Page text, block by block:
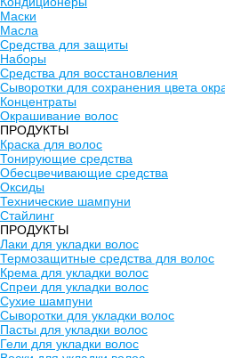
Маски
Масла
Средства для защиты
Наборы
Средства для восстановления
Сыворотки для сохранения цвета
Концентраты
Окрашивание волос
ПРОДУКТЫ
Краска для волос
Тонирующие средства
Обесцвечивающие средства
Оксиды
Технические шампуни
Стайлинг
ПРОДУКТЫ
Лаки для укладки волос
Термозащитные средства для волос
Крема для укладки волос
Спреи для укладки волос
Сухие шампуни
Сыворотки для укладки волос
Пасты для укладки волос
Гели для укладки волос